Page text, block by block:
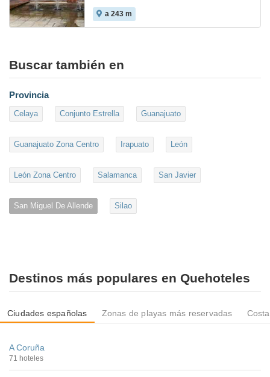
a 243 m
Buscar también en
Provincia
Celaya Conjunto Estrella Guanajuato
Guanajuato Zona Centro Irapuato León
León Zona Centro Salamanca San Javier
San Miguel De Allende Silao
Destinos más populares en Quehoteles
Ciudades españolas Zonas de playas más reservadas
A Coruña
71 hoteles